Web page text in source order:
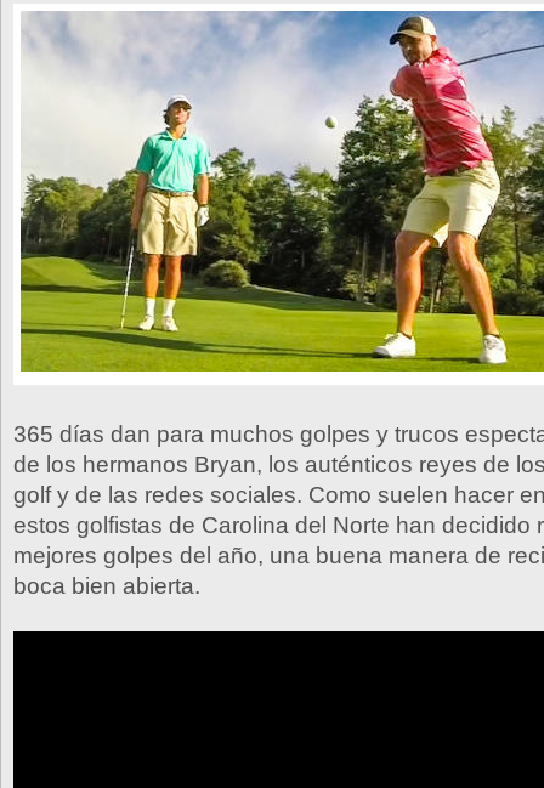
365 días dan para muchos golpes y trucos
de los hermanos Bryan, los auténticos reyes de
golf y de las redes sociales. Como suelen hacer
estos golfistas de Carolina del Norte han decidido
mejores golpes del año, una buena manera de
boca bien abierta.